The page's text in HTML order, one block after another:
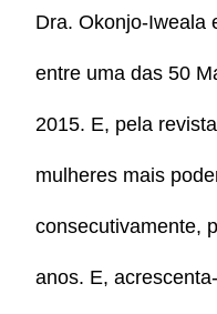
Dra. Okonjo-Iweala
entre uma das 50
2015. E, pela
mulheres mais
consecutivamente,
anos. E,